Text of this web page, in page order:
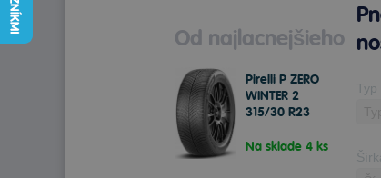
Od najlacnejšieho
Pirelli P ZERO
WINTER 2
315/30 R23
Na sklade 4 ks
Typ